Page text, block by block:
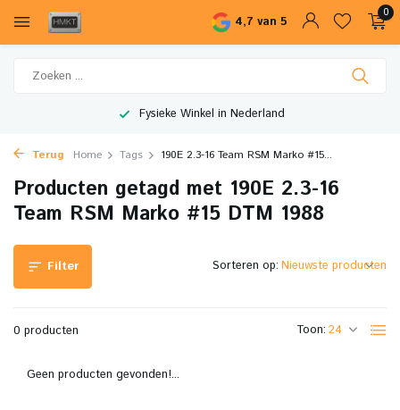
4,7 van 5
0
Fysieke Winkel in Nederland
Terug Home Tags 190E 2.3-16 Team RSM Marko #15...
Producten getagd met 190E 2.3-16
Team RSM Marko #15 DTM 1988
Filter
0 producten Toon:
Sorteren op:
Geen producten gevonden!...